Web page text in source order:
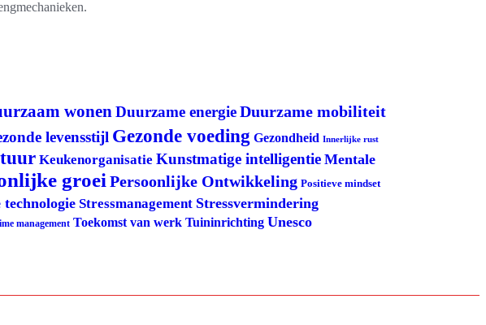
wonenDuurzame energieDuurzame mobiliteit
levensstijl Gezonde voeding Gezondheid Innerlijke rust
Keukenorganisatie Kunstmatige intelligentie Mentale
groei Persoonlijke Ontwikkeling Positieve mindset
technologie Stressmanagement Stressvermindering
management Toekomst van werk Tuininrichting Unesco